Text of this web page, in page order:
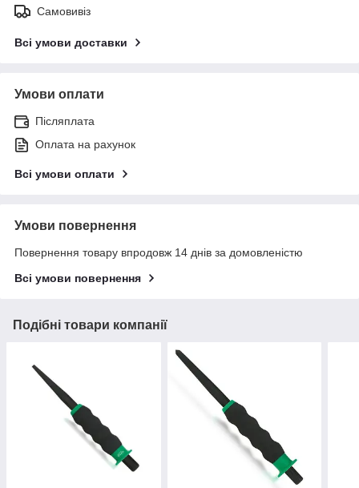
Самовивіз
Всі умови доставки
Умови оплати
Післяплата
Оплата на рахунок
Всі умови оплати
Умови повернення
Повернення товару впродовж 14 днів за домовленістю
Всі умови повернення
Подібні товари компанії